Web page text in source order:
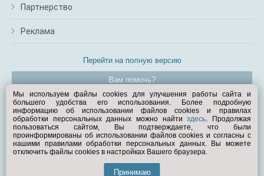
Партнерство
Реклама
Перейти на полную версию
Вам помочь?
© Exist.ru 1998—2026
Мы используем файлы cookies для улучшения работы сайта и
большего удобства его использования. Более подробную
информацию об использовании файлов cookies и правилах
обработки персональных данных можно найтиздесь. Продолжая
пользоваться сайтом, Вы подтверждаете, что были
проинформированы об использовании файлов cookies и согласны с
нашими правилами обработки персональных данных. Вы можете
отключить файлы cookies в настройках Вашего браузера.
Принимаю